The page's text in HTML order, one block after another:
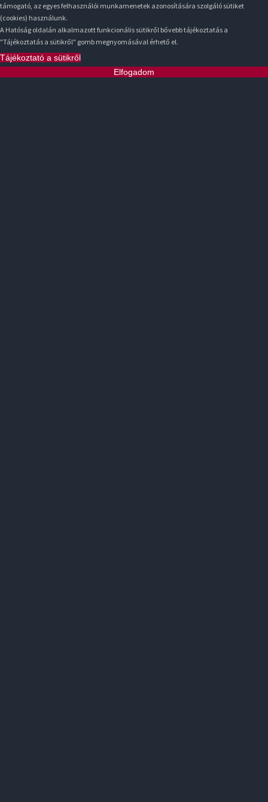
támogató, az egyes felhasználói munkamenetek azonosítására szolgáló sütiket
(cookies) használunk.
A Hatóság oldalán alkalmazott funkcionális sütikről bővebb tájékoztatás a
"Tájékoztatás a sütikről" gomb megnyomásával érhető el.
Tájékoztató a sütikről
Elfogadom